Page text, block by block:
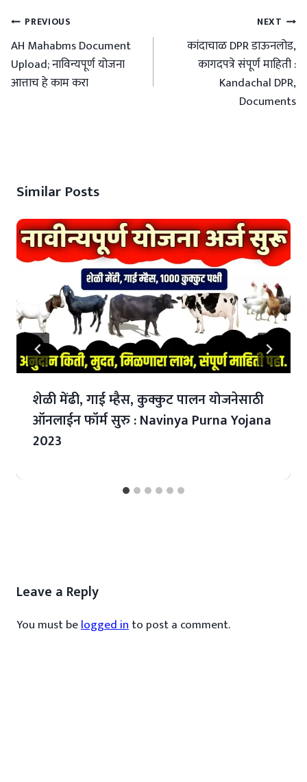
Post
navigation
PREVIOUS
AH Mahabms Document
Upload; नाविन्यपूर्ण योजना
आत्ताच हे काम करा
NEXT
कांदाचाळ DPR डाऊनलोड,
कागदपत्रे संपूर्ण माहिती :
Kandachal DPR,
Documents
Similar Posts
शेळी मेंढी, गाई म्हैस, कुक्कुट पालन योजनेसाठी
ऑनलाईन फॉर्म सुरु : Navinya Purna Yojana
2023
Leave a Reply
You must belogged into post a comment.